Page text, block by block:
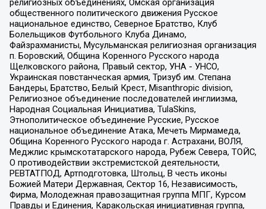
религиозных объединениях, Омская организация
общественного политического движения Русское
национальное единство, Северное Братство, Клуб
Болельщиков Футбольного Клуба Динамо,
Файзрахманисты, Мусульманская религиозная организация
п. Боровский, Община Коренного Русского народа
Щелковского района, Правый сектор, УНА - УНСО,
Украинская повстанческая армия, Тризуб им. Степана
Бандеры, Братство, Белый Крест, Misanthropic division,
Религиозное объединение последователей инглиизма,
Народная Социальная Инициатива, TulaSkins,
Этнополитическое объединение Русские, Русское
национальное объединение Атака, Мечеть Мирмамеда,
Община Коренного Русского народа г. Астрахани, ВОЛЯ,
Меджлис крымскотатарского народа, Рубеж Севера, ТОЙС,
О противодействии экстремистской деятельности,
РЕВТАТПОД, Артподготовка, Штольц, В честь иконы
Божией Матери Державная, Сектор 16, Независимость,
Фирма, Молодежная правозащитная группа МПГ, Курсом
Правды и Единения, Каракольская инициативная группа,